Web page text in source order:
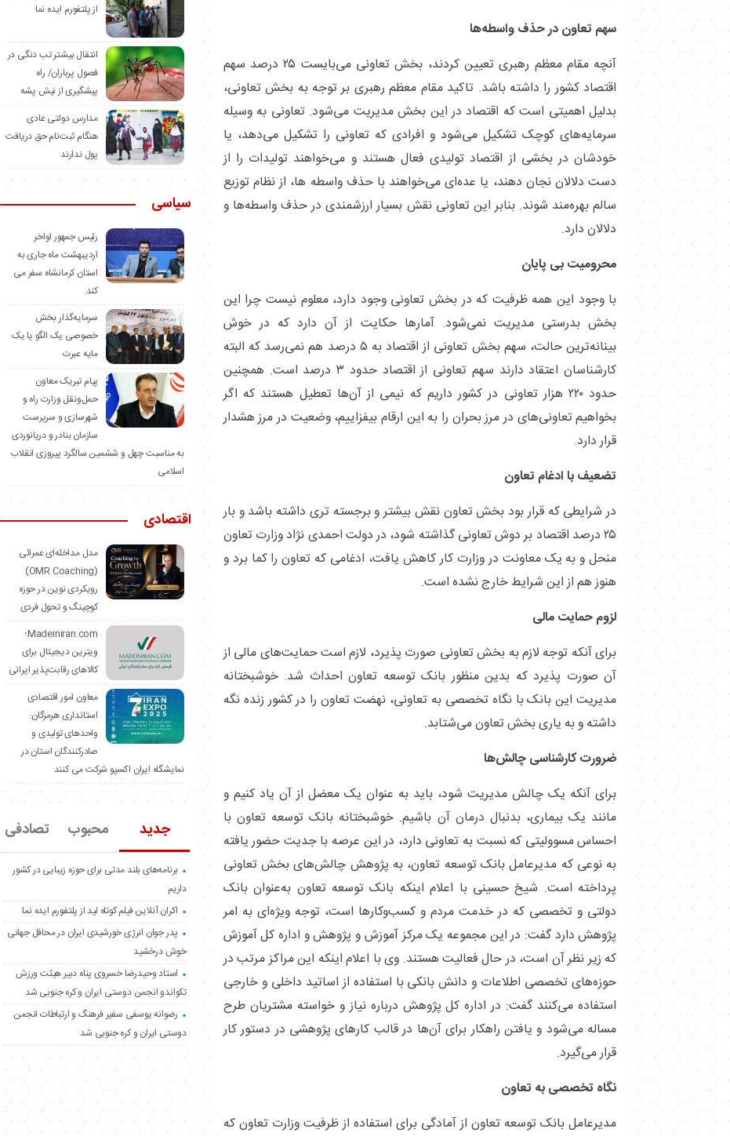
سهم تعاون در حذف واسطه‌ها
آنچه مقام معظم رهبری تعیین کردند، بخش تعاونی می‌بایست ۲۵ درصد سهم
اقتصاد کشور را داشته باشد. تاکید مقام معظم رهبری بر توجه به بخش تعاونی،
بدلیل اهمیتی است که اقتصاد در این بخش مدیریت می‌شود. تعاونی به وسیله
سرمایه‌های کوچک تشکیل می‌شود و افرادی که تعاونی را تشکیل می‌دهد، یا
خودشان در بخشی از اقتصاد تولیدی فعال هستند و می‌خواهند تولیدات را از
دست دلالان نجان دهند، یا عده‌ای می‌خواهند با حذف واسطه ها، از نظام توزیع
سالم بهره‌مند شوند. بنابر این تعاونی نقش بسیار ارزشمندی در حذف واسطه‌ها و
دلالان دارد.
محرومیت بی پایان
با وجود این همه ظرفیت که در بخش تعاونی وجود دارد، معلوم نیست چرا این
بخش بدرستی مدیریت نمی‌شود. آمار‌ها حکایت از آن دارد که در خوش
بینانه‌ترین حالت، سهم بخش تعاونی از اقتصاد به ۵ درصد هم نمی‌رسد که البته
کارشناسان اعتقاد دارند سهم تعاونی از اقتصاد حدود ۳ درصد است. همچنین
حدود ۲۲۰ هزار تعاونی در کشور داریم که نیمی از آن‌ها تعطیل هستند که اگر
بخواهیم تعاونی‌های در مرز بحران را به این ارقام بیفزاییم، وضعیت در مرز هشدار
قرار دارد.
تضعیف با ادغام تعاون
در شرایطی که قرار بود بخش تعاون نقش بیشتر و برجسته تری داشته باشد و بار
۲۵ درصد اقتصاد بر دوش تعاونی گذاشته شود، در دولت احمدی نژاد وزارت تعاون
منحل و به یک معاونت در وزارت کار کاهش یافت، ادغامی که تعاون را کما برد و
هنوز هم از این شرایط خارج نشده است.
لزوم حمایت مالی
برای آنکه توجه لازم به بخش تعاونی صورت پذیرد، لازم است حمایت‌های مالی از
آن صورت پذیرد که بدین منظور بانک توسعه تعاون احداث شد. خوشبختانه
مدیریت این بانک با نگاه تخصصی به تعاونی، نهضت تعاون را در کشور زنده نگه
داشته و به یاری بخش تعاون می‌شتابد.
ضرورت کارشناسی چالش‌ها
برای آنکه یک چالش مدیریت شود، باید به عنوان یک معضل از آن یاد کنیم و
مانند یک بیماری، بدنبال درمان آن باشیم. خوشبختانه بانک توسعه تعاون با
احساس مسوولیتی که نسبت به تعاونی دارد، در این عرصه با جدیت حضور یافته
به نوعی که مدیرعامل بانک توسعه تعاون، به پژوهش چالش‌های بخش تعاونی
پرداخته است. شیخ حسینی با اعلام اینکه بانک توسعه تعاون به‌عنوان بانک
دولتی و تخصصی که در خدمت مردم و کسب‌وکار‌ها است، توجه ویژه‌ای به امر
پژوهش دارد گفت: در این مجموعه یک مرکز آموزش و پژوهش و اداره کل آموزش
که زیر نظر آن است، در حال فعالیت هستند. وی با اعلام اینکه این مراکز مرتب در
حوزه‌های تخصصی اطلاعات و دانش بانکی با استفاده از اساتید داخلی و خارجی
استفاده می‌کنند گفت: در اداره کل پژوهش درباره نیاز و خواسته مشتریان طرح
مساله می‌شود و یافتن راهکار برای آن‌ها در قالب کار‌های پژوهشی در دستور کار
قرار می‌گیرد.
نگاه تخصصی به تعاون
مدیرعامل بانک توسعه تعاون از آمادگی برای استفاده از ظرفیت وزارت تعاون که
از پلتفورم ایده نما
انتقال بیشتر تب دنگی در
فصول پرباران/ راه
پیشگیری از نیش پشه
مدارس دولتی عادی
هنگام ثبت‌نام حق دریافت
پول ندارند
سیاسی
رئیس جمهور اواخر
اردیبهشت ماه جاری به
استان کرمانشاه سفر می
کند.
سرمایه‌گذار بخش
خصوصی یک الگو یا یک
مایه عبرت
️پیام تبریک معاون
حمل‌ونقل وزارت راه و
شهرسازی و سرپرست
سازمان بنادر و دریانوردی
به مناسبت چهل و ششمین سالگرد پیروزی انقلاب
اسلامی
اقتصادی
مدل مداخله‌ای عمرائی
(OMR Coaching)
رویکردی نوین در حوزه
کوچینگ و تحول فردی
Madeiniran.com؛
ویترین دیجیتال برای
کالاهای رقابت‌پذیر ایرانی
معاون امور اقتصادی
استانداری هرمزگان:
واحدهای تولیدی و
صادرکنندگان استان در
نمایشگاه ایران اکسپو شرکت می کنند
جدید محبوب تصادفی
برنامه‌های بلند مدتی برای حوزه زیبایی در کشور
داریم
اکران آنلاین فیلم کوتاه لید از پلتفورم ایده نما
پدر جوان انرژی خورشیدی ایران در محافل جهانی
خوش درخشید
استاد وحیدرضا خسروی پناه دبیر هیئت ورزش
تکواندو انجمن دوستی ایران و کره جنوبی شد
رضوانه یوسفی سفیر فرهنگ و ارتباطات انجمن
دوستی ایران و کره جنوبی شد